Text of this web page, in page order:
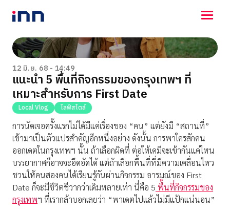
NEWS
ENTERTAINMENT
LIFESTYLE
HOROSCOPE
LOTTERY
VIDEO
ร่วมด้วยช่วยกัน
12 มิ.ย. 68 - 14:49
แนะนำ 5 พื้นที่กิจกรรมของกรุงเทพฯ ที่
เหมาะสำหรับการ First Date
Local Vlog ไลฟ์สไตล์
การนัดเจอครั้งแรกไม่ได้มีแค่เรื่องของ “คน” แต่ยังมี “สถานที่”
เข้ามาเป็นตัวแปรสำคัญอีกหนึ่งอย่าง ดังนั้น การพาใครสักคน
ออกเดตในกรุงเทพฯ นั้น ถ้าเลือกผิดที่ ต่อให้เคมีจะเข้ากันแค่ไหน
บรรยากาศก็อาจจะอึดอัดได้ แต่ถ้าเลือกพื้นที่ที่มีความเคลื่อนไหว
ชวนให้คนสองคนได้เรียนรู้กันผ่านกิจกรรม อารมณ์ของ First
Date ก็จะมีชีวิตชีวากว่าเดิมหลายเท่า นี่คือ 5 พื้นที่กิจกรรมของ
กรุงเทพฯ ที่เรากล้าบอกเลยว่า “พาเดตไปแล้วไม่มีแป้กแน่นอน”